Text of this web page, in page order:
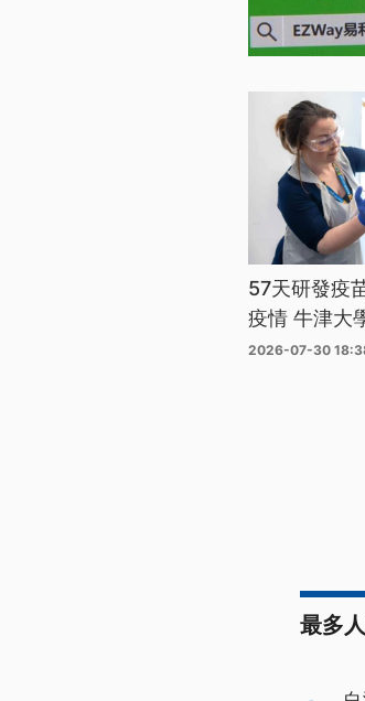
57天研發疫
疫情 牛津大
2026-07-30
最多